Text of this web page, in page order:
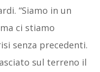
“Siamo in un
ci stiamo
senza precedenti.
sul terreno il